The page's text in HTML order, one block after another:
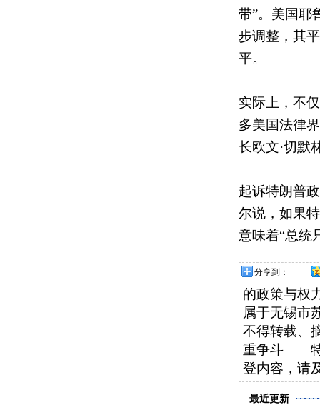
带”。美国耶
步调整，其
平。
实际上，不
多美国法律
长欧文·切默
起诉特朗普
尔说，如果
意味着“总统
分享到：
的政策与权
属于无锡市
不得转载、
重争斗——特
登内容，请
最近更新